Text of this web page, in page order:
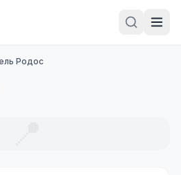
Родос